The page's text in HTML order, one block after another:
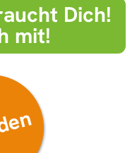
Dich!
mit!